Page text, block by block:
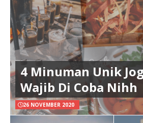
4 Minuman Unik
Wajib Di Coba Nihh
26 NOVEMBER 2020